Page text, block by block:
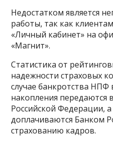
Недостатком является
работы, так как
«Личный кабинет» на
«Магнит».
Статистика от
надежности страховых
случае банкротства НПФ
накопления передаются
Российской Федерации,
доплачиваются Банком
страхованию кадров.